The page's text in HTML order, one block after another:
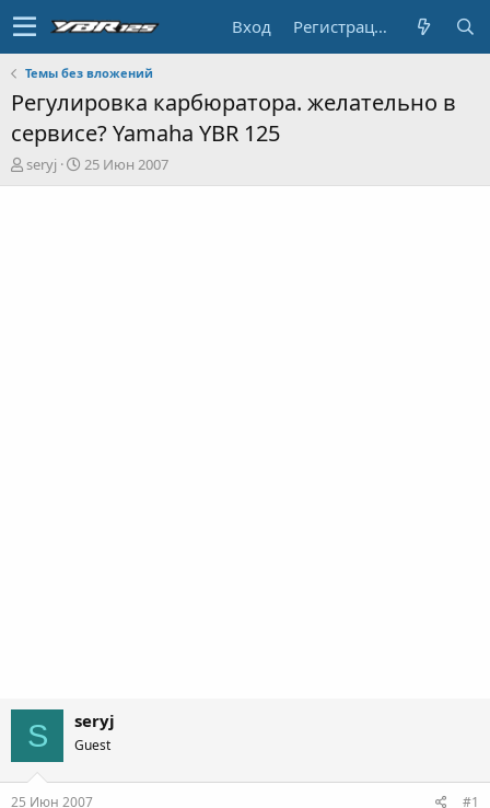
Вход Регистрация
Темы без вложений
Регулировка карбюратора. желательно в
сервисе? Yamaha YBR 125
А
в
seryj
Д
а
25 Июн 2007
S seryj
Guest
25 Июн 2007 #1